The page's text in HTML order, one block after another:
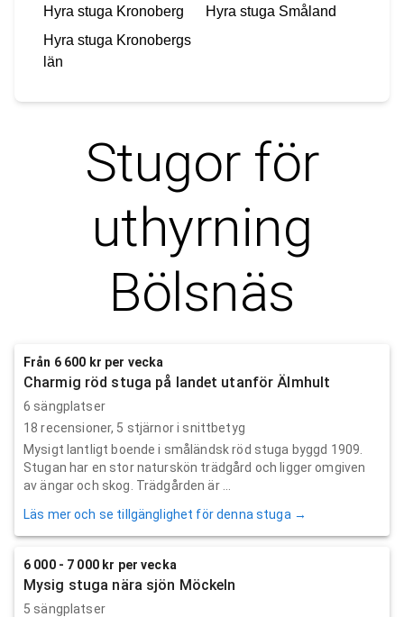
Hyra stuga Kronoberg Hyra stuga Småland
Hyra stuga Kronobergs
län
Stugor för
uthyrning
Bölsnäs
Från 6 600 kr per vecka
Charmig röd stuga på landet utanför Älmhult
6 sängplatser
18 recensioner, 5 stjärnor i snittbetyg
Mysigt lantligt boende i småländsk röd stuga byggd 1909.
Stugan har en stor naturskön trädgård och ligger omgiven
av ängar och skog. Trädgården är ...
Läs mer och se tillgänglighet för denna stuga →
6 000 - 7 000 kr per vecka
Mysig stuga nära sjön Möckeln
5 sängplatser